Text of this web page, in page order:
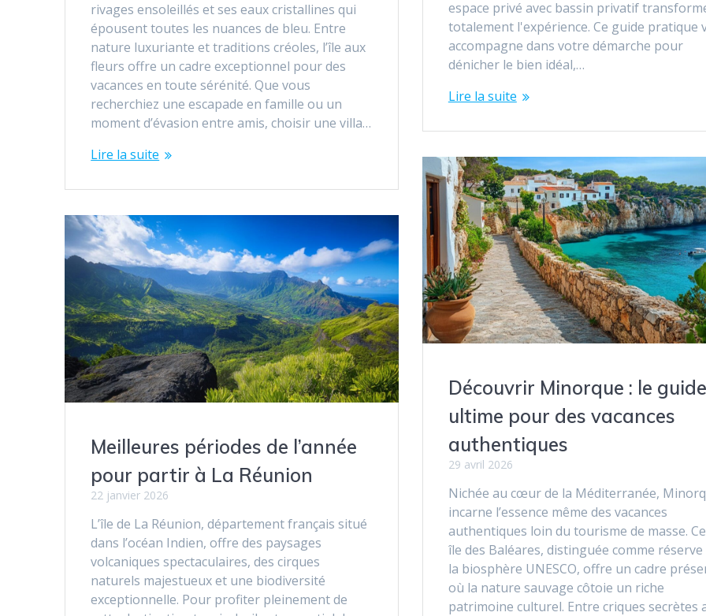
espace privé avec bassin privatif
totalement l'expérience. Ce guide pratique
accompagne dans votre démarche pour
dénicher le bien idéal,…
Lire la suite
rivages ensoleillés et ses eaux cristallines qui
épousent toutes les nuances de bleu. Entre
nature luxuriante et traditions créoles, l’île aux
fleurs offre un cadre exceptionnel pour des
vacances en toute sérénité. Que vous
recherchiez une escapade en famille ou un
moment d’évasion entre amis, choisir une villa…
Lire la suite
Découvrir Minorque : le guide
ultime pour des vacances
authentiques
29 avril 2026
Nichée au cœur de la Méditerranée,
incarne l’essence même des vacances
authentiques loin du tourisme de masse.
île des Baléares, distinguée comme réserve
la biosphère UNESCO, offre un cadre
où la nature sauvage côtoie un riche
patrimoine culturel. Entre criques secrètes
Meilleures périodes de l’année
pour partir à La Réunion
22 janvier 2026
L’île de La Réunion, département français situé
dans l’océan Indien, offre des paysages
volcaniques spectaculaires, des cirques
naturels majestueux et une biodiversité
exceptionnelle. Pour profiter pleinement de